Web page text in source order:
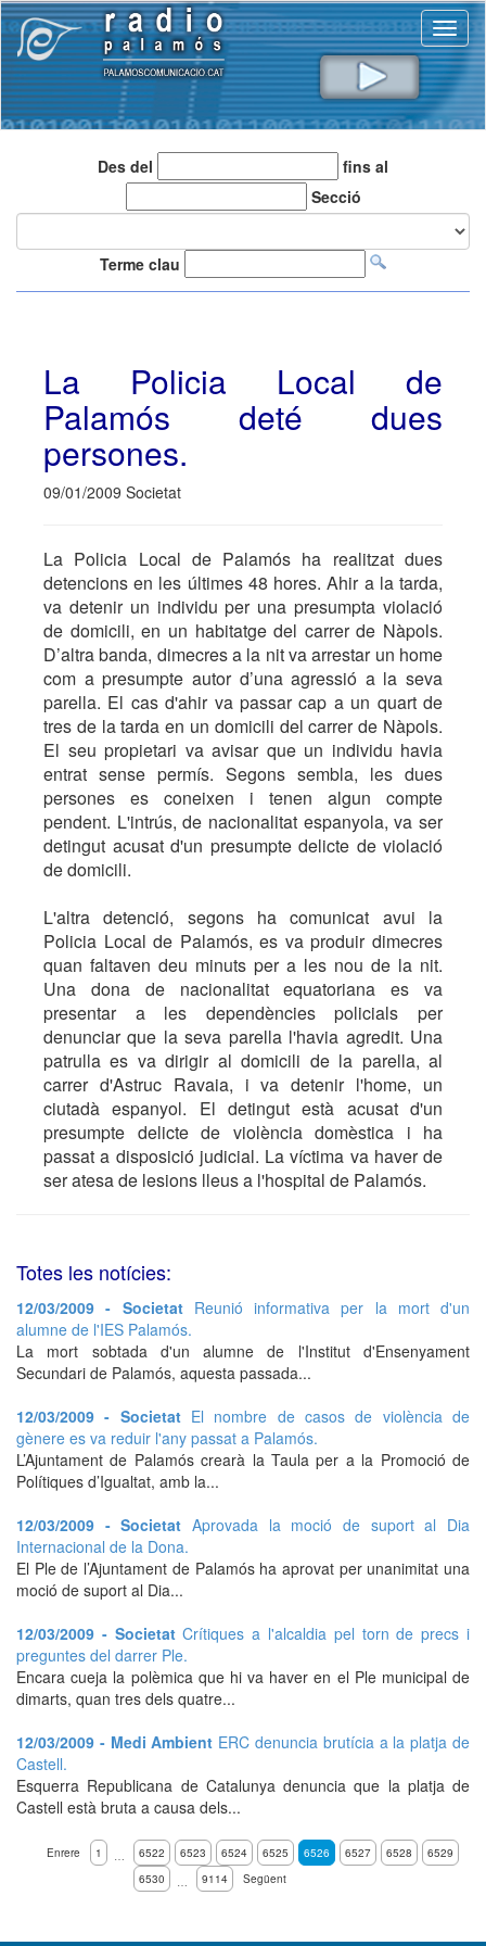
Des del
fins al
Secció
Terme clau
La Policia Local de
Palamós deté dues
persones.
09/01/2009 Societat
La Policia Local de Palamós ha realitzat dues
detencions en les últimes 48 hores. Ahir a la tarda,
va detenir un individu per una presumpta violació
de domicili, en un habitatge del carrer de Nàpols.
D’altra banda, dimecres a la nit va arrestar un home
com a presumpte autor d’una agressió a la seva
parella. El cas d'ahir va passar cap a un quart de
tres de la tarda en un domicili del carrer de Nàpols.
El seu propietari va avisar que un individu havia
entrat sense permís. Segons sembla, les dues
persones es coneixen i tenen algun compte
pendent. L'intrús, de nacionalitat espanyola, va ser
detingut acusat d'un presumpte delicte de violació
de domicili.
L'altra detenció, segons ha comunicat avui la
Policia Local de Palamós, es va produir dimecres
quan faltaven deu minuts per a les nou de la nit.
Una dona de nacionalitat equatoriana es va
presentar a les dependències policials per
denunciar que la seva parella l'havia agredit. Una
patrulla es va dirigir al domicili de la parella, al
carrer d'Astruc Ravaia, i va detenir l'home, un
ciutadà espanyol. El detingut està acusat d'un
presumpte delicte de violència domèstica i ha
passat a disposició judicial. La víctima va haver de
ser atesa de lesions lleus a l'hospital de Palamós.
Totes les notícies:
12/03/2009 - Societat Reunió informativa per la mort d'un
alumne de l'IES Palamós.
La mort sobtada d'un alumne de l'Institut d'Ensenyament
Secundari de Palamós, aquesta passada...
12/03/2009 - Societat El nombre de casos de violència de
gènere es va reduir l'any passat a Palamós.
L’Ajuntament de Palamós crearà la Taula per a la Promoció de
Polítiques d’Igualtat, amb la...
12/03/2009 - Societat Aprovada la moció de suport al Dia
Internacional de la Dona.
El Ple de l’Ajuntament de Palamós ha aprovat per unanimitat una
moció de suport al Dia...
12/03/2009 - SocietatCrítiques a l'alcaldia pel torn de precs i
preguntes del darrer Ple.
Encara cueja la polèmica que hi va haver en el Ple municipal de
dimarts, quan tres dels quatre...
12/03/2009 - Medi Ambient ERC denuncia brutícia a la platja de
Castell.
Esquerra Republicana de Catalunya denuncia que la platja de
Castell està bruta a causa dels...
Enrere 1 … 6522 6523 6524 6525 6526 6527 6528
6529
6530
… 9114 Següent